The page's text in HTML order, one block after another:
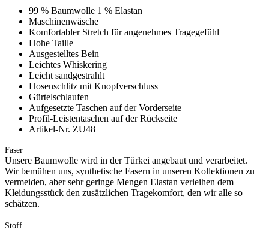
99 % Baumwolle 1 % Elastan
Maschinenwäsche
Komfortabler Stretch für angenehmes Tragegefühl
Hohe Taille
Ausgestelltes Bein
Leichtes Whiskering
Leicht sandgestrahlt
Hosenschlitz mit Knopfverschluss
Gürtelschlaufen
Aufgesetzte Taschen auf der Vorderseite
Profil-Leistentaschen auf der Rückseite
Artikel-Nr. ZU48
Faser
Unsere Baumwolle wird in der Türkei angebaut und verarbeitet.
Wir bemühen uns, synthetische Fasern in unseren Kollektionen zu
vermeiden, aber sehr geringe Mengen Elastan verleihen dem
Kleidungsstück den zusätzlichen Tragekomfort, den wir alle so
schätzen.
Stoff